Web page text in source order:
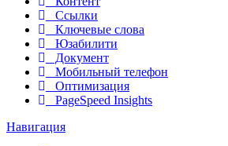
Ссылки
Ключевые слова
Юзабилити
Документ
Мобильный телефон
Оптимизация
PageSpeed Insights
Навигация